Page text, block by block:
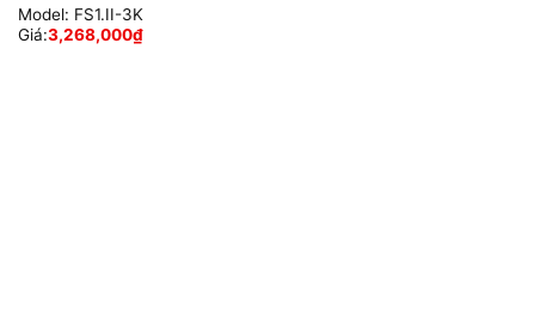
Model: FS1.II-3K
Giá:3,268,000₫